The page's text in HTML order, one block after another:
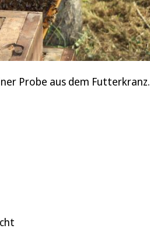
Probe aus dem Futterkranz.